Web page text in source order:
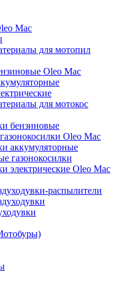
Mac
для мотопил
Oleo Mac
для мотокос
бензиновые
Oleo Mac
аккумуляторные
газонокосилки
электрические Oleo Mac
распылители